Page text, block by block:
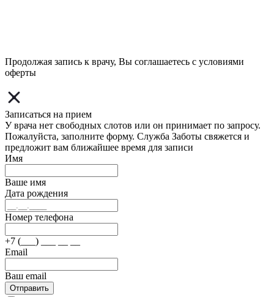
Продолжая запись к врачу, Вы соглашаетесь с условиями
оферты
Записаться на прием
У врача нет свободных слотов или он принимает по запросу.
Пожалуйста, заполните форму. Служба Заботы свяжется и
предложит вам ближайшее время для записи
Имя
Ваше имя
Дата рождения
Номер телефона
+7 (___) ___ __ __
Email
Ваш email
Отправить